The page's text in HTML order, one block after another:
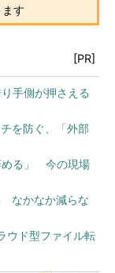
す
[PR]
手側が押さえる
を防ぐ、「外部
める」 今の現場
なかなか減らな
ウド型ファイル転